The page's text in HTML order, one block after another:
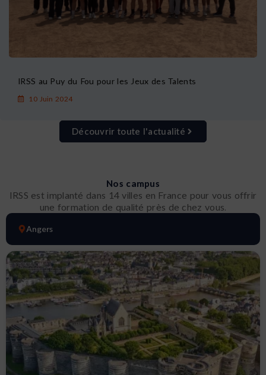
IRSS au Puy du Fou pour les Jeux des Talents
10 Juin 2024
Découvrir toute l'actualité
Nos campus
IRSS est implanté dans 14 villes en France pour vous offrir
une formation de qualité près de chez vous.
Angers